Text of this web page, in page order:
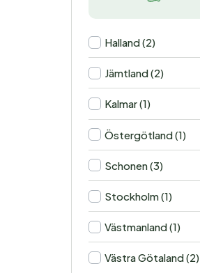
Halland (2)
Jämtland (2)
Kalmar (1)
Östergötland (1)
Schonen (3)
Stockholm (1)
Västmanland (1)
Västra Götaland (2)